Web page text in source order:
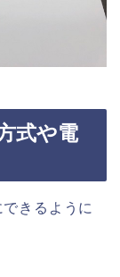
式や電
きるように